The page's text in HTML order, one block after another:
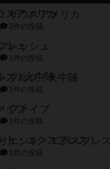
サウスアメリカ
2件の投稿
レッシュ
1件の投稿
ブルズ / 火牛陣
1件の投稿
ファイブ
1件の投稿
エント・エクスプレス
1件の投稿